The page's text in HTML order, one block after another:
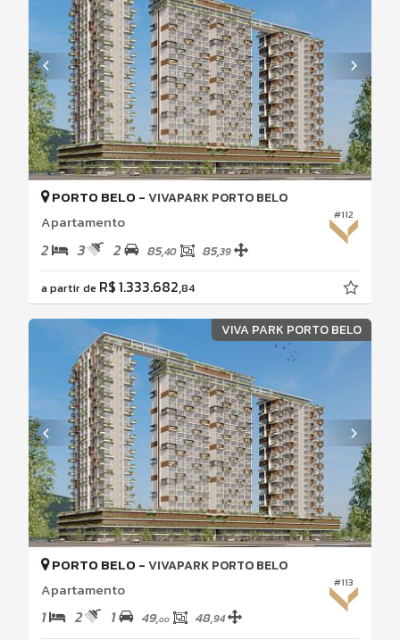
#112
PORTO BELO -VIVAPARK PORTO BELO
Apartamento
2 3 2 85,40 85,39
a partir de R$ 1.333.682,84
VIVA PARK PORTO BELO
#113
PORTO BELO -VIVAPARK PORTO BELO
Apartamento
1 2 1 49,00 48,94